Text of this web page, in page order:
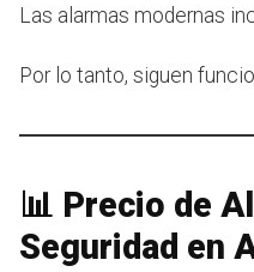
Las alarmas modernas
Por lo tanto, siguen
📊 Precio de
Seguridad en